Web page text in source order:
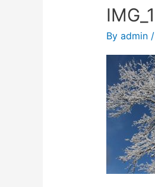
By admin /